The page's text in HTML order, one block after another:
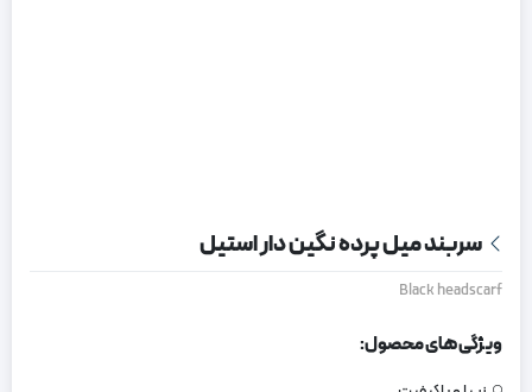
سربند میل پرده نگین دار استیل
Black headscarf
ویژگی های محصول: